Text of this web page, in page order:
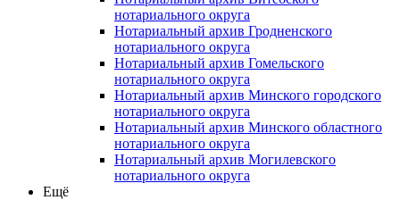
нотариального округа
Нотариальный архив Гродненского
нотариального округа
Нотариальный архив Гомельского
нотариального округа
Нотариальный архив Минского городского
нотариального округа
Нотариальный архив Минского областного
нотариального округа
Нотариальный архив Могилевского
нотариального округа
Ещё